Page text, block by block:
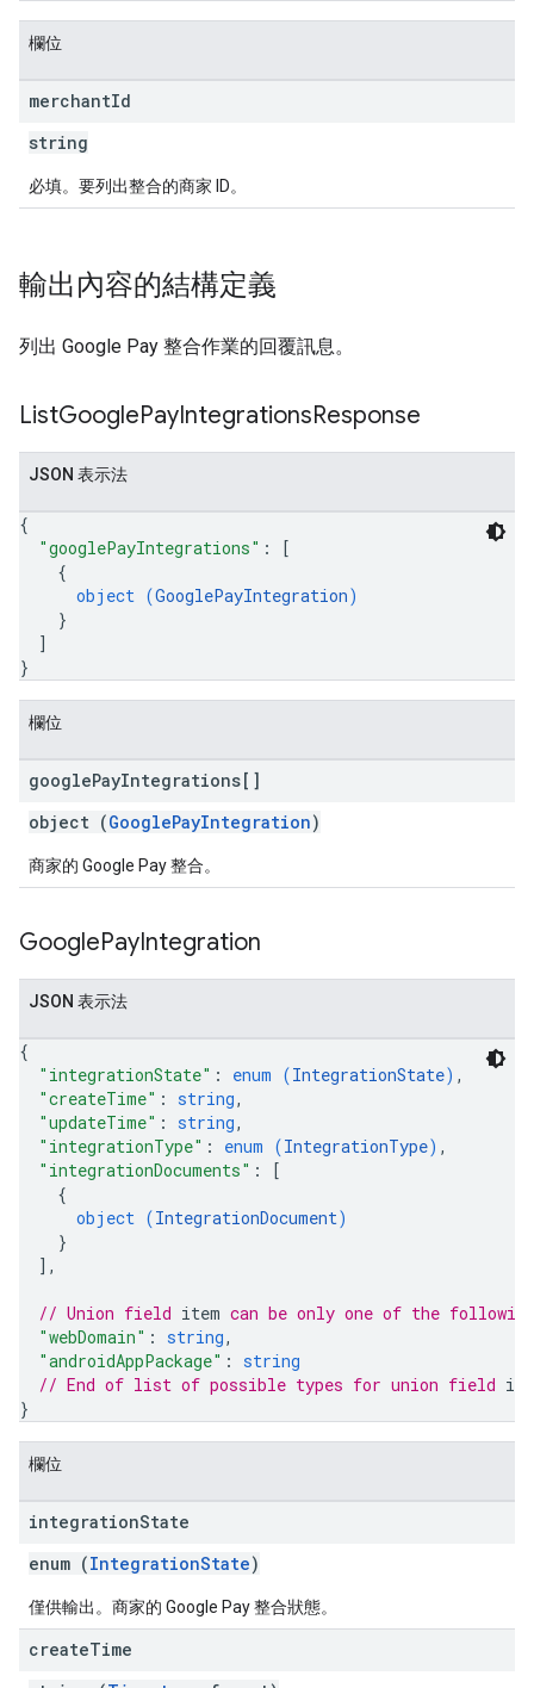
欄位
merchantId
string
必填。要列出整合的商家 ID。
輸出內容的結構定義
列出 Google Pay 整合作業的回覆訊息。
ListGooglePayIntegrationsResponse
JSON 表示法
{
"googlePayIntegrations" :
[
{
object (GooglePayIntegration)
}
]
}
欄位
googlePayIntegrations[]
object (GooglePayIntegration)
商家的 Google Pay 整合。
GooglePayIntegration
JSON 表示法
{
"integrationState" : enum (IntegrationState) ,
"createTime" : string,
"updateTime" : string,
"integrationType" : enum (IntegrationType) ,
"integrationDocuments" :
[
{
object (IntegrationDocument)
}
] ,
// Union field item can be only one of the
"webDomain" : string,
"androidAppPackage" : string
// End of list of possible types for union field
}
欄位
integrationState
enum (IntegrationState)
僅供輸出。商家的 Google Pay 整合狀態。
createTime